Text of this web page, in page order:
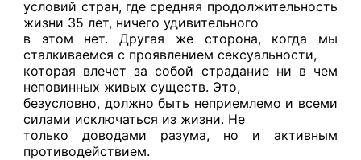
условий стран, где средняя продолжительность
жизни 35 лет, ничего удивительного
в этом нет. Другая же сторона, когда мы
сталкиваемся с проявлением сексуальности,
которая влечет за собой страдание ни в чем
неповинных живых существ. Это,
безусловно, должно быть неприемлемо и всеми
силами исключаться из жизни. Не
только доводами разума, но и активным
противодействием.